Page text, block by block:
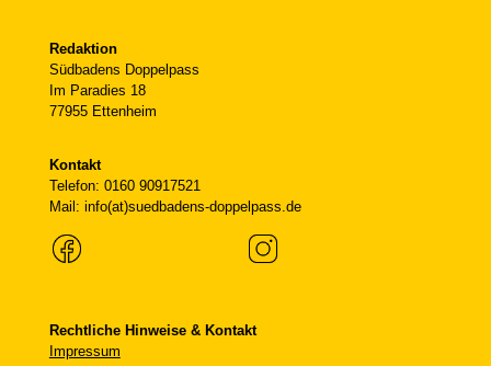
Redaktion
Südbadens Doppelpass
Im Paradies 18
77955 Ettenheim
Kontakt
Telefon: 0160 90917521
Mail: info(at)suedbadens-doppelpass.de
Rechtliche Hinweise & Kontakt
Impressum